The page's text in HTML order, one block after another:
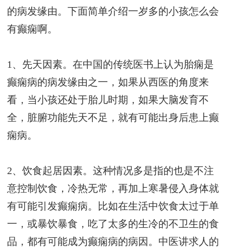
的病发缘由。下面简单介绍一岁多的小孩怎么会
有癫痫啊。
1、先天因素。在中国的传统医书上认为胎痫是
癫痫病的病发缘由之一，如果从西医的角度来
看，当小孩还处于胎儿时期，如果大脑发育不
全，脏腑功能先天不足，就有可能出身后患上癫
痫病。
2、饮食起居因素。这种情况多是指的也是不注
意控制饮食，冷热无常，再加上寒暑侵入身体就
有可能引发癫痫病。比如在生活中饮食太过于单
一，或暴饮暴食，吃了太多的生冷的不卫生的食
品，都有可能成为癫痫病的病因。中医讲求人的